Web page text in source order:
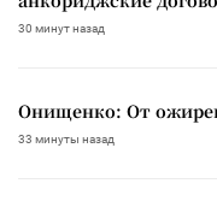
30 минут назад
Онищенко: От
33 минуты назад